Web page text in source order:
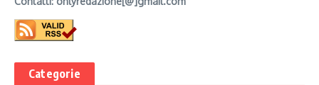
Categorie